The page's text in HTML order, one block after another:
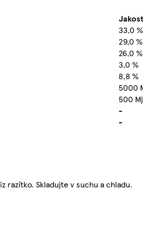
33,0 %
29,0 %
26,0 %
3,0 %
8,8 %
5000
500 Mj
-
-
razítko. Skladujte v suchu a chladu.